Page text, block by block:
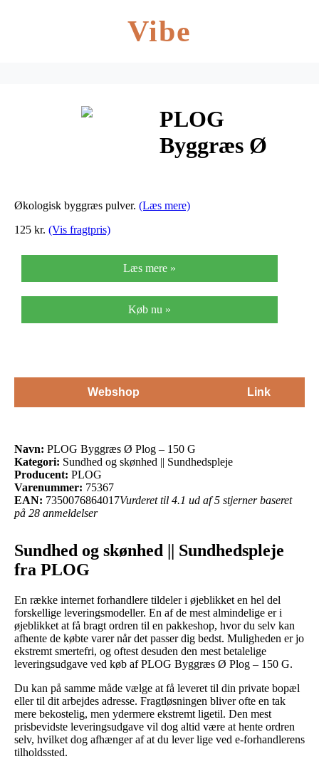
Vibe
PLOG
Byggræs Ø
Økologisk byggræs pulver. (Læs mere)
125 kr. (Vis fragtpris)
Læs mere »
Køb nu »
Webshop Link
Navn: PLOG Byggræs Ø Plog – 150 G
Kategori: Sundhed og skønhed || Sundhedspleje
Producent: PLOG
Varenummer: 75367
EAN: 7350076864017Vurderet til 4.1 ud af 5 stjerner baseret
på 28 anmeldelser
Sundhed og skønhed || Sundhedspleje
fra PLOG
En række internet forhandlere tildeler i øjeblikket en hel del
forskellige leveringsmodeller. En af de mest almindelige er i
øjeblikket at få bragt ordren til en pakkeshop, hvor du selv kan
afhente de købte varer når det passer dig bedst. Muligheden er jo
ekstremt smertefri, og oftest desuden den mest betalelige
leveringsudgave ved køb af PLOG Byggræs Ø Plog – 150 G.
Du kan på samme måde vælge at få leveret til din private bopæl
eller til dit arbejdes adresse. Fragtløsningen bliver ofte en tak
mere bekostelig, men ydermere ekstremt ligetil. Den mest
prisbevidste leveringsudgave vil dog altid være at hente ordren
selv, hvilket dog afhænger af at du lever lige ved e-forhandlerens
tilholdssted.